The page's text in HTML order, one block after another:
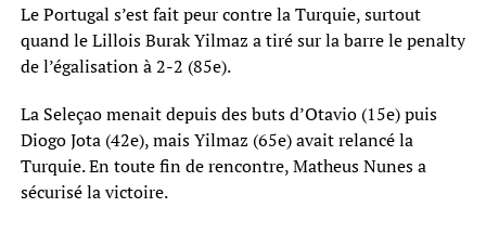
Le Portugal s’est fait peur contre la Turquie, surtout
quand le Lillois Burak Yilmaz a tiré sur la barre le penalty
de l’égalisation à 2-2 (85e).
La Seleçao menait depuis des buts d’Otavio (15e) puis
Diogo Jota (42e), mais Yilmaz (65e) avait relancé la
Turquie. En toute fin de rencontre, Matheus Nunes a
sécurisé la victoire.